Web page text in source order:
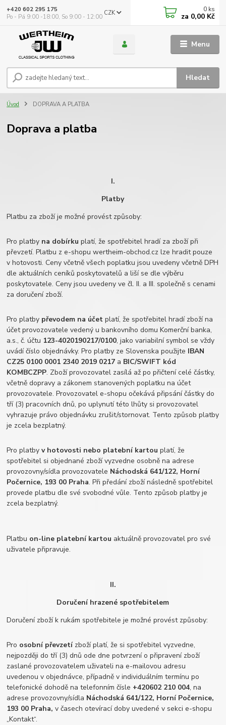
Menu
CZK
Hledat
+420 602 295 175
Po - Pá 9:00 -18:00, So 9:00 - 12:00
0 ks
za 0,00 Kč
Úvod DOPRAVA A PLATBA
Doprava a platba
I.
Platby
Platbu za zboží je možné provést způsoby:
Pro platby na dobírku platí, že spotřebitel hradí za zboží při
převzetí. Platbu z e-shopu wertheim-obchod.cz lze hradit pouze
v hotovosti. Ceny včetně všech poplatku jsou uvedeny včetně DPH
dle aktuálních ceníků poskytovatelů a liší se dle výběru
poskytovatele. Ceny jsou uvedeny ve čl. II. a III. společně s cenami
za doručení zboží.
Pro platby převodem na účet platí, že spotřebitel hradí zboží na
účet provozovatele vedený u bankovního domu Komerční banka,
a.s., č. účtu 123-4020190217/0100, jako variabilní symbol se vždy
uvádí číslo objednávky. Pro platby ze Slovenska použijte IBAN
CZ25 0100 0001 2340 2019 0217 a BIC/SWIFT kód
KOMBCZPP. Zboží provozovatel zasílá až po přičtení celé částky,
včetně dopravy a zákonem stanovených poplatku na účet
provozovatele. Provozovatel e-shopu očekává připsání částky do
tří (3) pracovních dnů, po uplynutí této lhůty si provozovatel
vyhrazuje právo objednávku zrušit/stornovat. Tento způsob platby
je zcela bezplatný.
Pro platbyv hotovosti nebo platební kartouplatí, že
spotřebitel si objednané zboží vyzvedne osobně na adrese
provozovny/sídla provozovatele Náchodská 641/122, Horní
Počernice, 193 00 Praha. Při předání zboží následně spotřebitel
provede platbu dle své svobodné vůle. Tento způsob platby je
zcela bezplatný.
Platbu on-line platební kartou aktuálně provozovatel pro své
uživatele připravuje.
II.
Doručení hrazené spotřebitelem
Doručení zboží k rukám spotřebitele je možné provést způsoby:
Pro osobní převzetízboží platí, že si spotřebitel vyzvedne,
nejpozději do tří (3) dnů ode dne potvrzení o připravení zboží
zaslané provozovatelem uživateli na e-mailovou adresu
uvedenou v objednávce, případně v individuálním termínu po
telefonické dohodě na telefonním čísle +420602 210 004, na
adrese provozovny/sídla Náchodská 641/122, Horní Počernice,
193 00 Praha,v časech otevírací doby uvedené v sekci e-shopu
„Kontakt“.